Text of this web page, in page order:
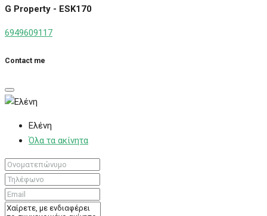
G Property - ESK170
6949609117
Contact me
Ελένη
Όλα τα ακίνητα